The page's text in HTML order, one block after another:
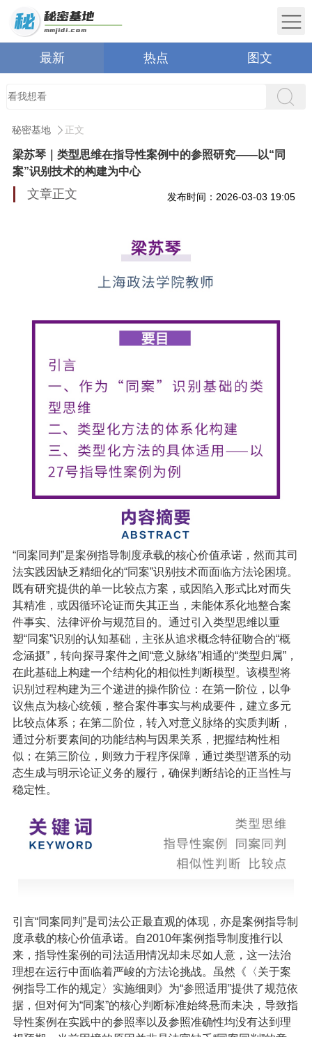
最新 热点 图文
秘密基地 正文
梁苏琴｜类型思维在指导性案例中的参照研究——以“同
案”识别技术的构建为中心
文章正文 发布时间：2026-03-03 19:05
“同案同判”是案例指导制度承载的核心价值承诺，然而其司
法实践因缺乏精细化的“同案”识别技术而面临方法论困境。
既有研究提供的单一比较点方案，或因陷入形式比对而失
其精准，或因循环论证而失其正当，未能体系化地整合案
件事实、法律评价与规范目的。通过引入类型思维以重
塑“同案”识别的认知基础，主张从追求概念特征吻合的“概
念涵摄”，转向探寻案件之间“意义脉络”相通的“类型归属”，
在此基础上构建一个结构化的相似性判断模型。该模型将
识别过程构建为三个递进的操作阶位：在第一阶位，以争
议焦点为核心统领，整合案件事实与构成要件，建立多元
比较点体系；在第二阶位，转入对意义脉络的实质判断，
通过分析要素间的功能结构与因果关系，把握结构性相
似；在第三阶位，则致力于程序保障，通过类型谱系的动
态生成与明示论证义务的履行，确保判断结论的正当性与
稳定性。
引言“同案同判”是司法公正最直观的体现，亦是案例指导制
度承载的核心价值承诺。自2010年案例指导制度推行以
来，指导性案例的司法适用情况却未尽如人意，这一法治
理想在运行中面临着严峻的方法论挑战。虽然《〈关于案
例指导工作的规定〉实施细则》为“参照适用”提供了规范依
据，但对何为“同案”的核心判断标准始终悬而未决，导致指
导性案例在实践中的参照率以及参照准确性均没有达到理